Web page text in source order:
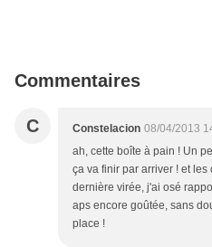
Commentaires
C Constelacion 08/04/2013
ah, cette boîte à pain ! Un
ça va finir par arriver ! et les
dernière virée, j'ai osé
aps encore goûtée, sans
place !